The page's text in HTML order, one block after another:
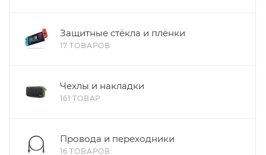
Защитные стёкла и плёнки
17 ТОВАРОВ
Чехлы и накладки
161 ТОВАР
Провода и переходники
16 ТОВАРОВ